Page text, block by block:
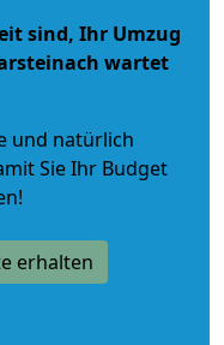
sind, Ihr Umzug
wartet
und natürlich
Sie Ihr Budget
erhalten